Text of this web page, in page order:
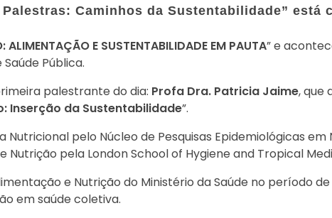
Caminhos da Sustentabilidade” está
ALIMENTAÇÃO E SUSTENTABILIDADE EM PAUTA” e
Pública.
palestrante do dia: Profa Dra. Patricia Jaime, que
Inserção da Sustentabilidade”.
pelo Núcleo de Pesquisas Epidemiológicas em
Nutrição pela London School of Hygiene and Tropical
e Nutrição do Ministério da Saúde no período de
em saúde coletiva.